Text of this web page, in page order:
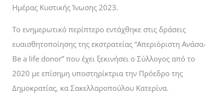
Ημέρας Κυστικής Ίνωσης 2023.
Το ενημερωτικό περίπτερο εντάχθηκε στις δράσεις
ευαισθητοποίησης της εκστρατείας “Απεριόριστη Ανάσα-
Be a life donor” που έχει ξεκινήσει ο Σύλλογος από το
2020 με επίσημη υποστηρίκτρια την Πρόεδρο της
Δημοκρατίας, κα Σακελλαροπούλου Κατερίνα.